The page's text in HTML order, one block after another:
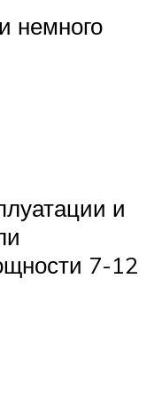
немного
и
7-12